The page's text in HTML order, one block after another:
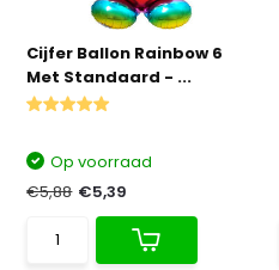
Cijfer Ballon Rainbow 6
Met Standaard - ...
Op voorraad
€5,88 €5,39